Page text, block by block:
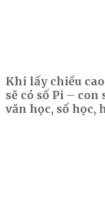
Khi lấy chiều
sẽ có số Pi –
văn học, số học,